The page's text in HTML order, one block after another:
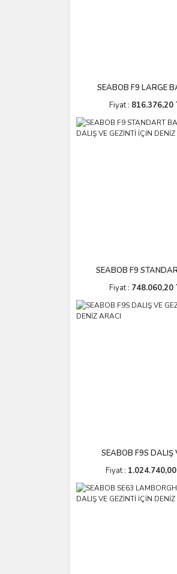
SEABOB F9 LARGE
Fiyat : 816.376,20
SEABOB F9
Fiyat : 748.060,20
SEABOB F9S DALIŞ
Fiyat :